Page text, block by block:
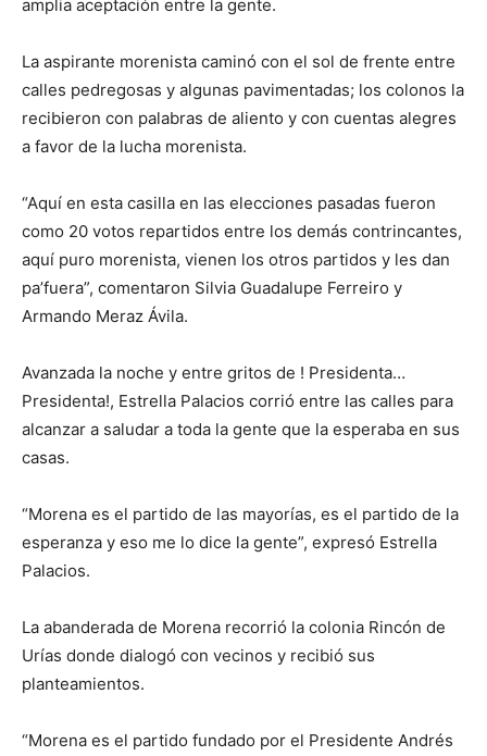
amplia aceptación entre la gente.
La aspirante morenista caminó con el sol de frente entre
calles pedregosas y algunas pavimentadas; los colonos la
recibieron con palabras de aliento y con cuentas alegres
a favor de la lucha morenista.
“Aquí en esta casilla en las elecciones pasadas fueron
como 20 votos repartidos entre los demás contrincantes,
aquí puro morenista, vienen los otros partidos y les dan
pa’fuera”, comentaron Silvia Guadalupe Ferreiro y
Armando Meraz Ávila.
Avanzada la noche y entre gritos de ! Presidenta…
Presidenta!, Estrella Palacios corrió entre las calles para
alcanzar a saludar a toda la gente que la esperaba en sus
casas.
“Morena es el partido de las mayorías, es el partido de la
esperanza y eso me lo dice la gente”, expresó Estrella
Palacios.
La abanderada de Morena recorrió la colonia Rincón de
Urías donde dialogó con vecinos y recibió sus
planteamientos.
“Morena es el partido fundado por el Presidente Andrés